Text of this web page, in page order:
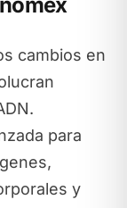
cambios en
para
y